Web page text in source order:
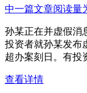
中一篇文章阅读量
孙某正在并虚假消
投资者就孙某发布
超办案刻日。有投
查看详情